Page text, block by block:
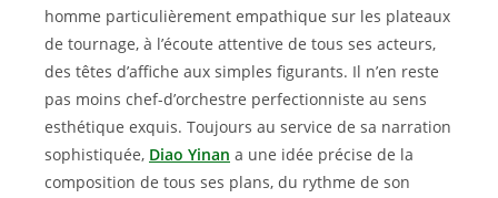
homme particulièrement empathique sur les plateaux
de tournage, à l’écoute attentive de tous ses acteurs,
des têtes d’affiche aux simples figurants. Il n’en reste
pas moins chef-d’orchestre perfectionniste au sens
esthétique exquis. Toujours au service de sa narration
sophistiquée, Diao Yinan a une idée précise de la
composition de tous ses plans, du rythme de son